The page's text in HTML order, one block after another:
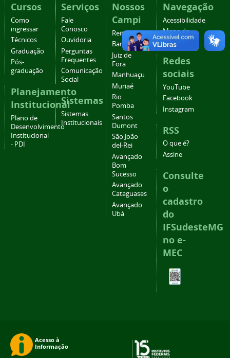
Cursos
Como
ingressar
Técnicos
Graduação
Pós-
graduação
Planejamento
Institucional
Plano de
Desenvolvimento
Institucional
- PDI
Serviços
Fale
Conosco
Ouvidoria
Perguntas
Frequentes
Comunicação
Social
Sistemas
Sistemas
Institucionais
Nossos
Campi
Reitoria
Barbacena
Juiz de
Fora
Manhuaçu
Muriaé
Rio
Pomba
Santos
Dumont
São João
del-Rei
Avançado
Bom
Sucesso
Avançado
Cataguases
Avançado
Ubá
Navegação
Acessibilidade
Mapa do
site
Redes
sociais
YouTube
Facebook
Instagram
RSS
O que é?
Assine
Consulte
o
cadastro
do
IFSudesteMG
no e-
MEC